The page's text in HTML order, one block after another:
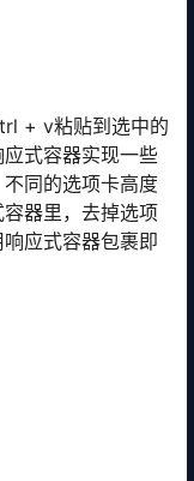
+ v粘贴到选中的
式容器实现一些
同的选项卡高度
器里，去掉选项
应式容器包裹即